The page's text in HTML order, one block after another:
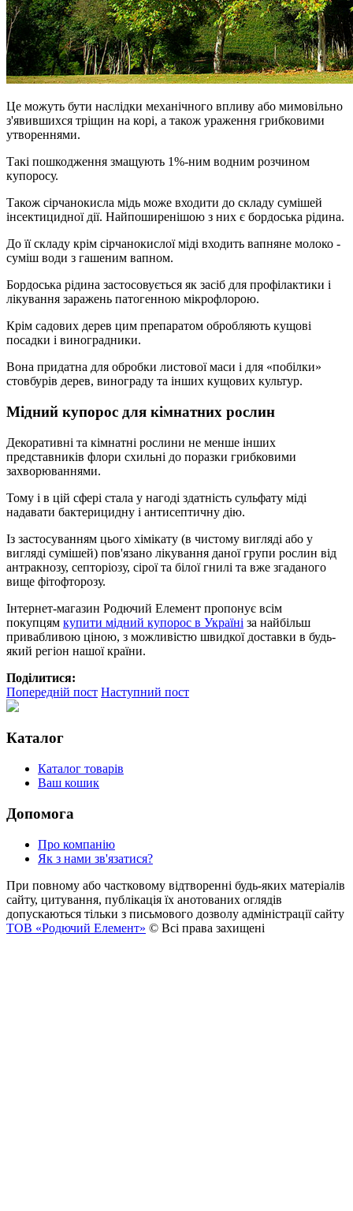
Це можуть бути наслідки механічного впливу або мимовільно
з'явившихся тріщин на корі, а також ураження грибковими
утвореннями.
Такі пошкодження змащують 1%-ним водним розчином
купоросу.
Також сірчанокисла мідь може входити до складу сумішей
інсектицидної дії. Найпоширенішою з них є бордоська рідина.
До її складу крім сірчанокислої міді входить вапняне молоко -
суміш води з гашеним вапном.
Бордоська рідина застосовується як засіб для профілактики і
лікування заражень патогенною мікрофлорою.
Крім садових дерев цим препаратом обробляють кущові
посадки і виноградники.
Вона придатна для обробки листової маси і для «побілки»
стовбурів дерев, винограду та інших кущових культур.
Мідний купорос для кімнатних рослин
Декоративні та кімнатні рослини не менше інших
представників флори схильні до поразки грибковими
захворюваннями.
Тому і в цій сфері стала у нагоді здатність сульфату міді
надавати бактерицидну і антисептичну дію.
Із застосуванням цього хімікату (в чистому вигляді або у
вигляді сумішей) пов'язано лікування даної групи рослин від
антракнозу, септоріозу, сірої та білої гнилі та вже згаданого
вище фітофторозу.
Інтернет-магазин Родючий Елемент пропонує всім
покупцям купити мідний купорос в Україні за найбільш
привабливою ціною, з можливістю швидкої доставки в будь-
який регіон нашої країни.
Поділитися:
Попередній пост Наступний пост
Каталог
Каталог товарів
Ваш кошик
Допомога
Про компанію
Як з нами зв'язатися?
При повному або частковому відтворенні будь-яких матеріалів
сайту, цитування, публікація їх анотованих оглядів
допускаються тільки з письмового дозволу адміністрації сайту
ТОВ «Родючий Елемент» © Всі права захищені